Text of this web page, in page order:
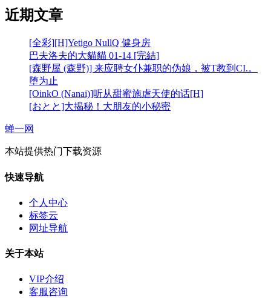
近期文章
[全彩][H]Yetigo NullQ 健身房
巴夫洛夫的大貓貓 01-14 [完結]
[森野屋 (森野)] 来应聘女仆兼职的伪娘，被T教到CI.。
堕为止
[OinkO (Nanai)]听从甜蜜施虐天使的话[H]
[おとと]大揭秘！大朋友的小秘密
蝉一网
本站提供热门下载资源
快速导航
个人中心
标签云
网址导航
关于本站
VIP介绍
客服咨询